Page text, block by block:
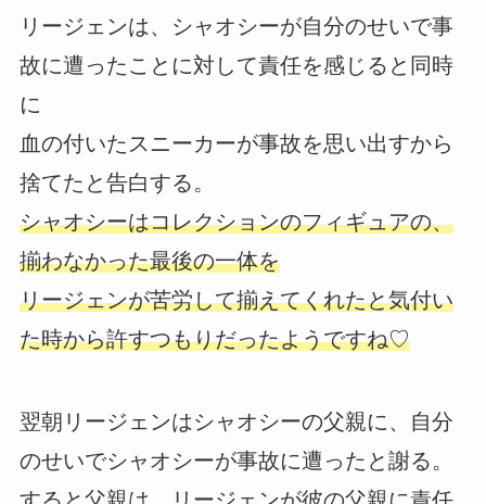
リージェンは、シャオシーが自分のせいで事
故に遭ったことに対して責任を感じると同時
に
血の付いたスニーカーが事故を思い出すから
捨てたと告白する。
シャオシーはコレクションのフィギュアの、
揃わなかった最後の一体を
リージェンが苦労して揃えてくれたと気付い
た時から許すつもりだったようですね♡
翌朝リージェンはシャオシーの父親に、自分
のせいでシャオシーが事故に遭ったと謝る。